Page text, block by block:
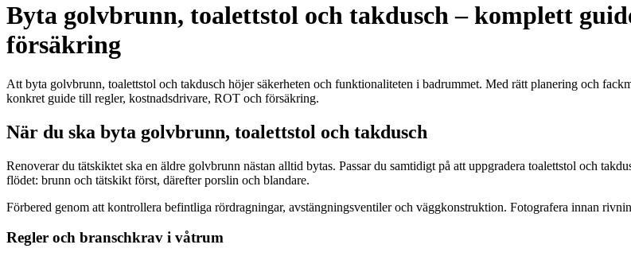
Byta golvbrunn, toalettstol och takdusch – komplett
försäkring
Att byta golvbrunn, toalettstol och takdusch höjer säkerheten och funktionaliteten i badrummet. Med rätt planering och
konkret guide till regler, kostnadsdrivare, ROT och försäkring.
När du ska byta golvbrunn, toalettstol och takdusch
Renoverar du tätskiktet ska en äldre golvbrunn nästan alltid bytas. Passar du samtidigt på att uppgradera toalettstol och
flödet: brunn och tätskikt först, därefter porslin och blandare.
Förbered genom att kontrollera befintliga rördragningar, avstängningsventiler och väggkonstruktion. Fotografera innan
Regler och branschkrav i våtrum